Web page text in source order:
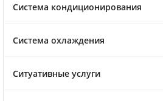
Система кондиционирования
Система охлаждения
Ситуативные услуги